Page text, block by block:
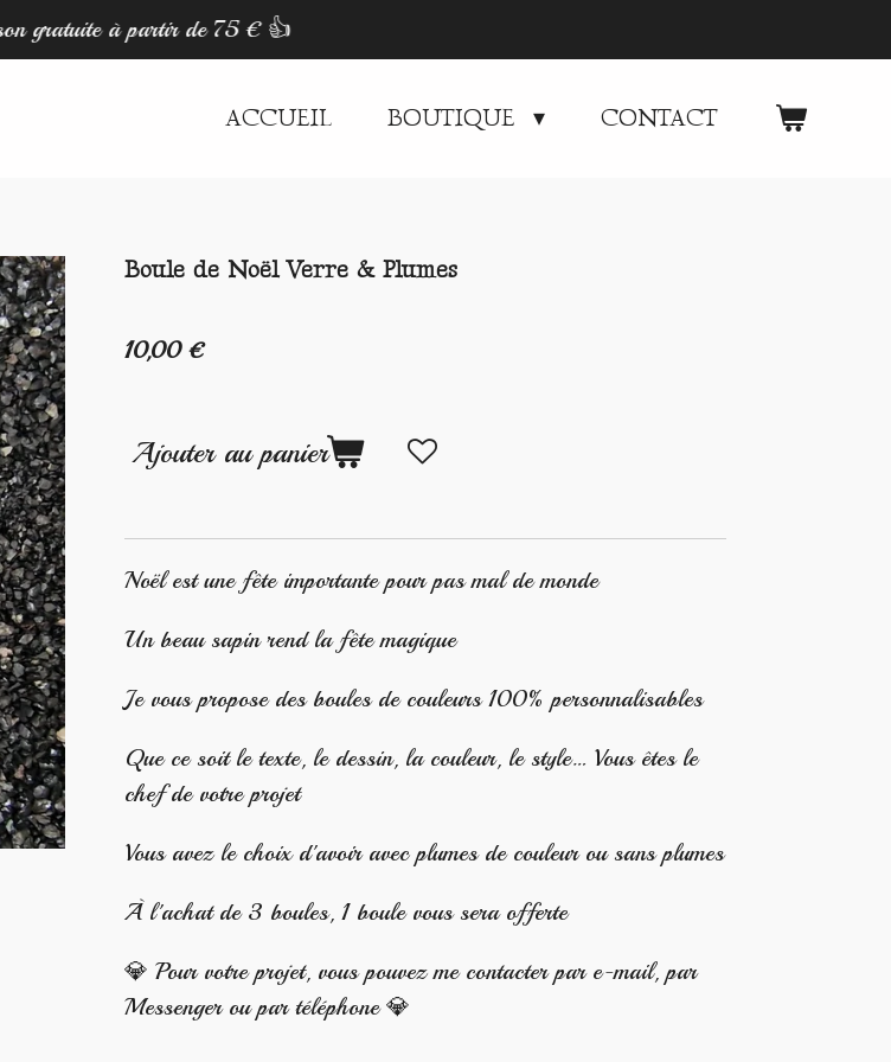
gratuite à partir de 75 € 👍
ACCUEIL BOUTIQUE CONTACT
Boule de Noël Verre & Plumes
10,00 €
Ajouter au panier
Noël est une fête importante pour pas mal de monde
Un beau sapin rend la fête magique
Je vous propose des boules de couleurs 100% personnalisables
Que ce soit le texte, le dessin, la couleur, le style… Vous êtes le
chef de votre projet
Vous avez le choix d'avoir avec plumes de couleur ou sans plumes
À l'achat de 3 boules, 1 boule vous sera offerte
💎 Pour votre projet, vous pouvez me contacter par e-mail, par
Messenger ou par téléphone 💎